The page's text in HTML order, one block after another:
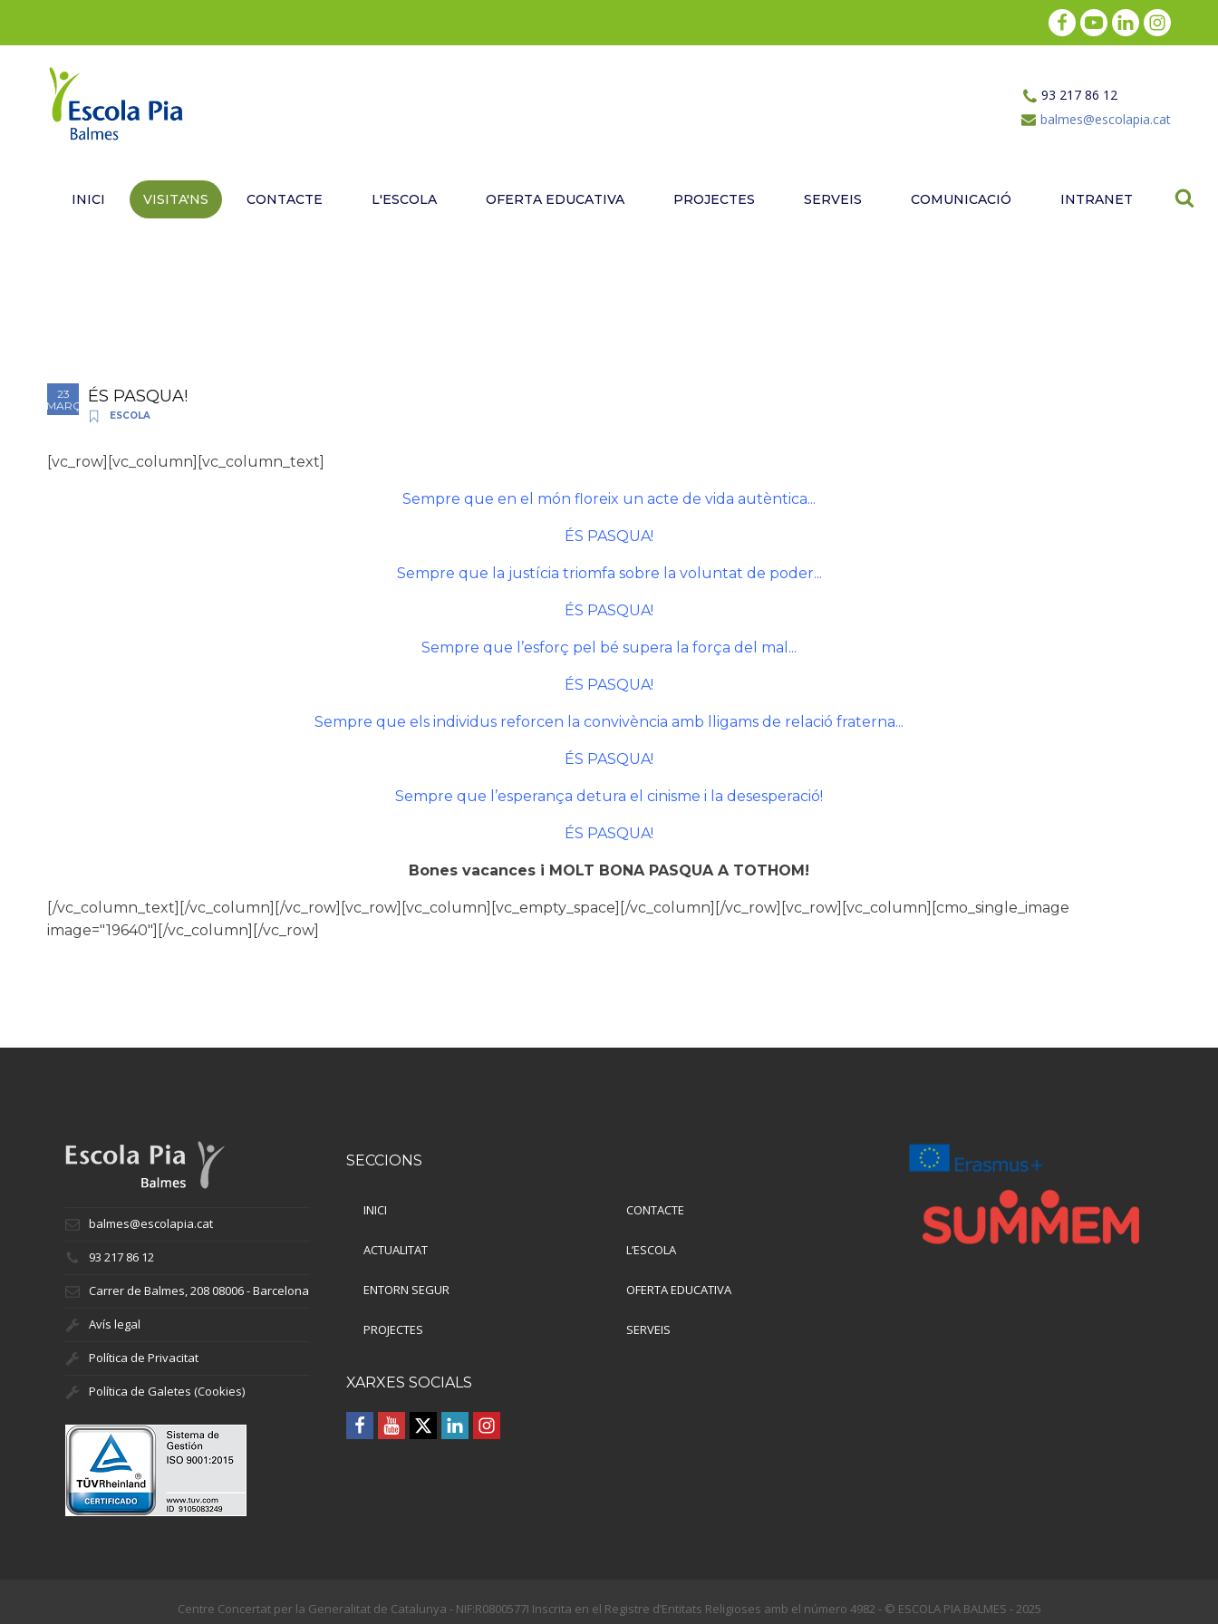
93 217 86 12
balmes@escolapia.cat
INICI VISITA'NS CONTACTE L'ESCOLA OFERTA EDUCATIVA PROJECTES SERVEIS COMUNICACIÓ INTRANET
23
MARÇ
ÉS PASQUA!
ESCOLA
[vc_row][vc_column][vc_column_text]
Sempre que en el món floreix un acte de vida autèntica...
ÉS PASQUA!
Sempre que la justícia triomfa sobre la voluntat de poder...
ÉS PASQUA!
Sempre que l’esforç pel bé supera la força del mal...
ÉS PASQUA!
Sempre que els individus reforcen la convivència amb lligams de relació fraterna...
ÉS PASQUA!
Sempre que l’esperança detura el cinisme i la desesperació!
ÉS PASQUA!
Bones vacances i MOLT BONA PASQUA A TOTHOM!
[/vc_column_text][/vc_column][/vc_row][vc_row][vc_column][vc_empty_space][/vc_column][/vc_row][vc_row][vc_column][cmo_single_image
image="19640"][/vc_column][/vc_row]
balmes@escolapia.cat
93 217 86 12
Carrer de Balmes, 208 08006 - Barcelona
Avís legal
Política de Privacitat
Política de Galetes (Cookies)
SECCIONS
INICI CONTACTE
ACTUALITAT L’ESCOLA
ENTORN SEGUR OFERTA EDUCATIVA
PROJECTES SERVEIS
XARXES SOCIALS
Centre Concertat per la Generalitat de Catalunya - NIF:R0800577I Inscrita en el Registre d’Entitats Religioses amb el número 4982 - © ESCOLA PIA BALMES - 2025